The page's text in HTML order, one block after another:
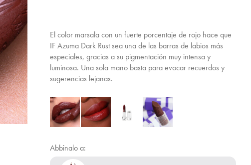
El color marsala con un fuerte porcentaje de rojo hace que
IF Azuma Dark Rust sea una de las barras de labios más
especiales, gracias a su pigmentación muy intensa y
luminosa. Una sola mano basta para evocar recuerdos y
sugerencias lejanas.
Abbinalo a: